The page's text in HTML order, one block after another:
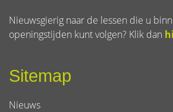
Nieuwsgierig naar de lessen die u
openingstijden kunt volgen? Klik dan
Sitemap
Nieuws